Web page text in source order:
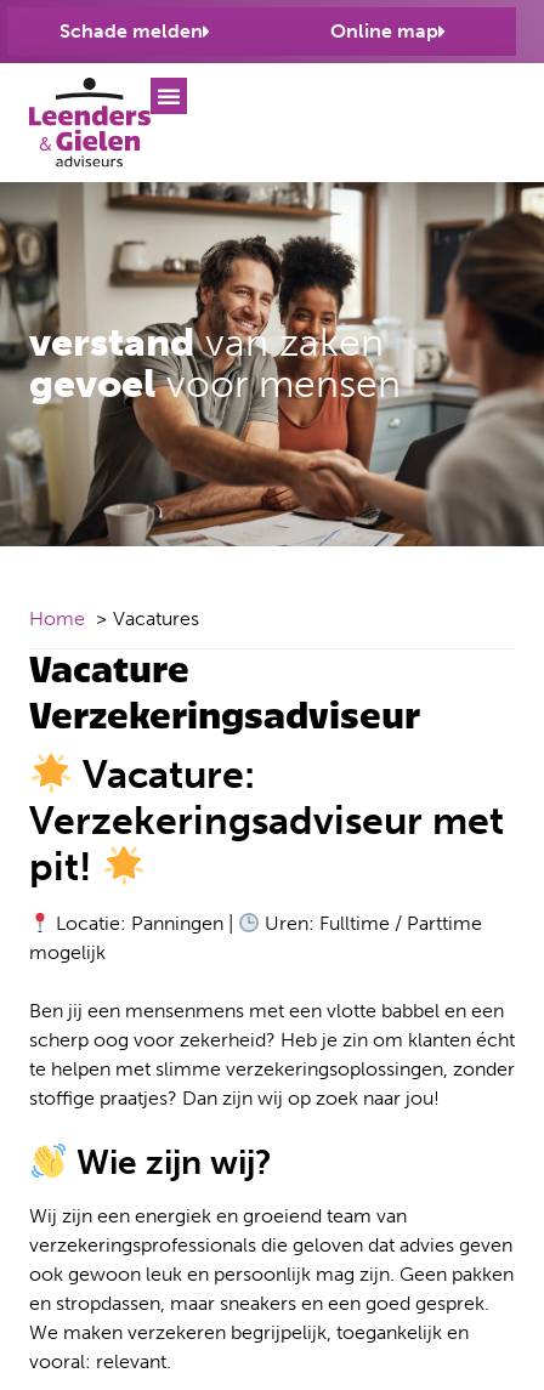
Schade melden Online map
verstandvan zaken
gevoelvoor mensen
Home Vacatures
Vacature
Verzekeringsadviseur
Vacature:
Verzekeringsadviseur met
pit!
Locatie: Panningen |
Uren: Fulltime / Parttime
mogelijk
Ben jij een mensenmens met een vlotte babbel en een
scherp oog voor zekerheid? Heb je zin om klanten écht
te helpen met slimme verzekeringsoplossingen, zonder
stoffige praatjes? Dan zijn wij op zoek naar jou!
Wie zijn wij?
Wij zijn een energiek en groeiend team van
verzekeringsprofessionals die geloven dat advies geven
ook gewoon leuk en persoonlijk mag zijn. Geen pakken
en stropdassen, maar sneakers en een goed gesprek.
We maken verzekeren begrijpelijk, toegankelijk en
vooral: relevant.